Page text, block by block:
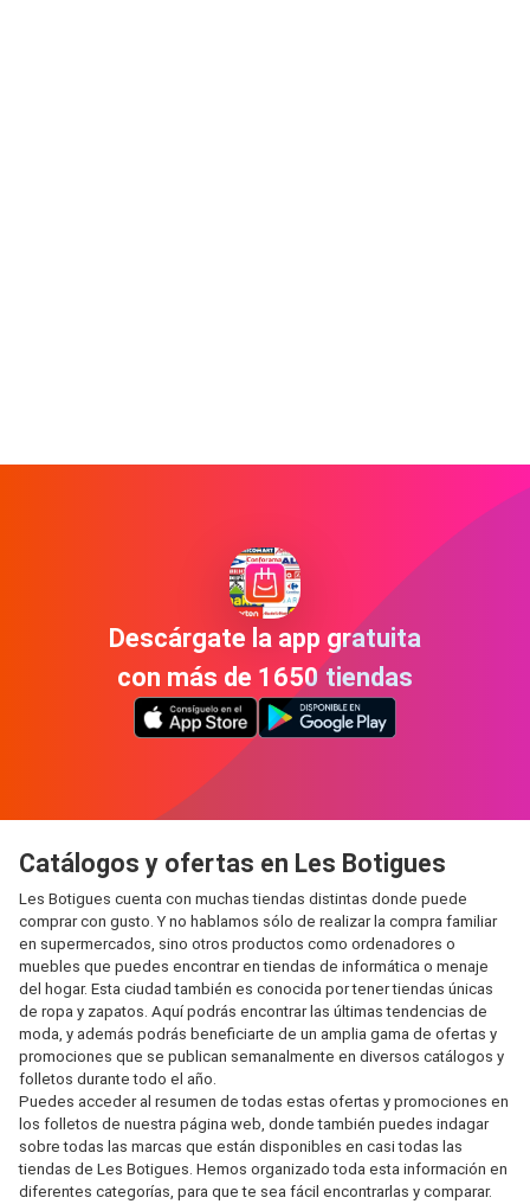
Descárgate la app gratuita
con más de 1650 tiendas
Catálogos y ofertas en Les Botigues
Les Botigues cuenta con muchas tiendas distintas donde puede
comprar con gusto. Y no hablamos sólo de realizar la compra familiar
en supermercados, sino otros productos como ordenadores o
muebles que puedes encontrar en tiendas de informática o menaje
del hogar. Esta ciudad también es conocida por tener tiendas únicas
de ropa y zapatos. Aquí podrás encontrar las últimas tendencias de
moda, y además podrás beneficiarte de un amplia gama de ofertas y
promociones que se publican semanalmente en diversos catálogos y
folletos durante todo el año.
Puedes acceder al resumen de todas estas ofertas y promociones en
los folletos de nuestra página web, donde también puedes indagar
sobre todas las marcas que están disponibles en casi todas las
tiendas de Les Botigues. Hemos organizado toda esta información en
diferentes categorías, para que te sea fácil encontrarlas y comparar.